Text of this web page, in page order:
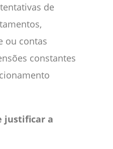
de
ou contas
constantes
justificar a